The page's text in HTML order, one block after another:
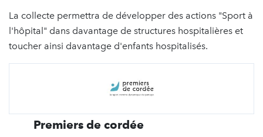
La collecte permettra de développer des actions "Sport à
l'hôpital" dans davantage de structures hospitalières et
toucher ainsi davantage d'enfants hospitalisés.
Premiers de cordée